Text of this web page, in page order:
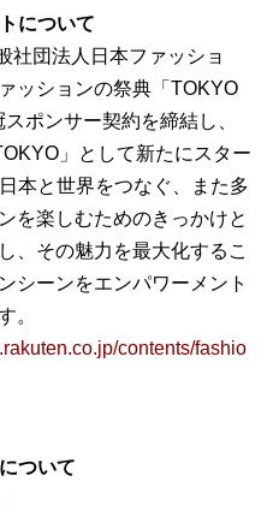
について
社団法人日本ファッショ
ッションの祭典「TOKYO
ポンサー契約を締結し、
」として新たにスター
本と世界をつなぐ、また多
を楽しむためのきっかけと
、その魅力を最大化するこ
シーンをエンパワーメント
。
contents/fashio
ついて